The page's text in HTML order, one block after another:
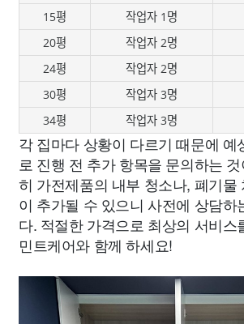
15평
작업자 1명
20평
작업자 2명
24평
작업자 2명
30평
작업자 3명
34평
작업자 3명
각 집마다 상황이 다르기 때문에 예
로 진행 전 추가 항목을 문의하는
히 가전제품의 내부 청소나, 폐기물
이 추가될 수 있으니 사전에 상담하
다. 적절한 가격으로 최상의 서비스
민트케어와 함께 하세요!